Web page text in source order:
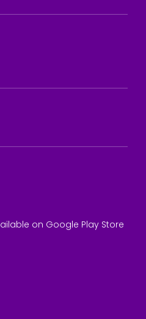
on Google Play Store